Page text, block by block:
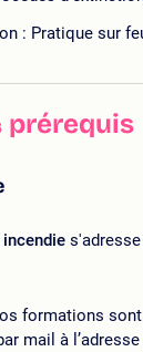
: Pratique sur
prérequis
formations
mail à l’adresse